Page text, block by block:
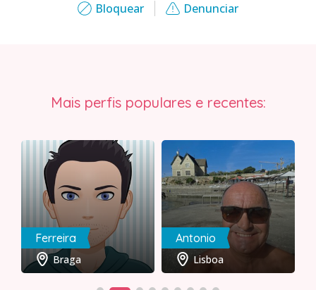
Bloquear Denunciar
Mais perfis populares e recentes:
Ferreira
Braga
Antonio
Lisboa